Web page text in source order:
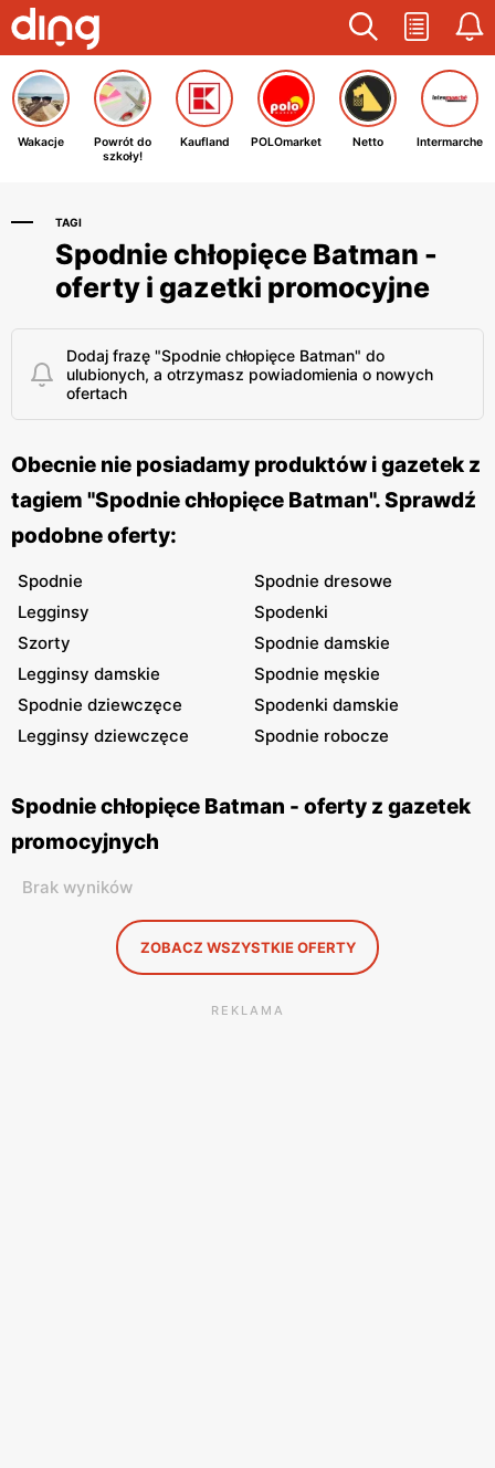
Wakacje
Powrót do
szkoły!
Kaufland POLOmarket Netto Intermarche
TAGI
Spodnie chłopięce Batman -
oferty i gazetki promocyjne
Dodaj frazę "Spodnie chłopięce Batman" do
ulubionych, a otrzymasz powiadomienia o nowych
ofertach
Obecnie nie posiadamy produktów i gazetek z
tagiem "Spodnie chłopięce Batman". Sprawdź
podobne oferty:
Spodnie
Spodnie dresowe
Legginsy
Spodenki
Szorty
Spodnie damskie
Legginsy damskie
Spodnie męskie
Spodnie dziewczęce
Spodenki damskie
Legginsy dziewczęce
Spodnie robocze
Spodnie chłopięce Batman - oferty z gazetek
promocyjnych
Brak wyników
ZOBACZ WSZYSTKIE OFERTY
REKLAMA